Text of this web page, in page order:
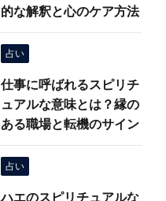
的な解釈と心のケア方法
占い
仕事に呼ばれるスピリチ
ュアルな意味とは？縁の
ある職場と転機のサイン
占い
ハエのスピリチュアルな